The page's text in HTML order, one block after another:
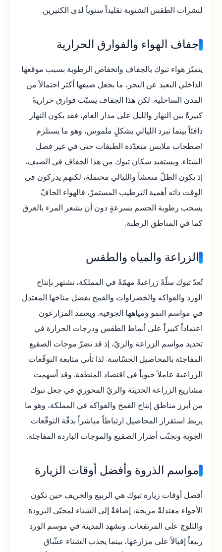
لنشرات الطقس الشتوية تقليداً سنوياً لدى الكثيرين.
جفاف الهواء والفوارق الحرارية
يتميّز هواء تبوك بالجفاف وانخفاض الرطوبة بسبب موقعها
الداخلي البعيد عن البحر، ما يجعل صيفها أكثر احتمالاً من
المدن الساحلية. لكن هذا الجفاف يسبّب فوارق حراريةً
كبيرةً بين النهار والليل على مدار العام، فقد يكون النهار
دافئاً بينما تبرد الليالي بشكلٍ ملموس، وهو ما يستلزم
اصطحاب ملابس متعدّدة الطبقات حتى في غير فصل
الشتاء. ويستفيد سكان تبوك من هذا الجفاف في الصيف،
إذ يكون الظلّ منعشاً والليالي محتملة، لكنهم يدركون في
الوقت ذاته أهمية الترطيب المستمرّ، فالهواء الجافّ
يسحب رطوبة الجسم بسرعةٍ دون أن يشعر المرء بالعرق
كما في المناطق الرطبة.
الزراعة والمياه والطقس
تُعدّ تبوك سلّةً زراعيةً مهمّةً في المملكة، تشتهر بإنتاج
الورد والفواكه والخضراوات والقمح بفضل مناخها المعتدل
في مواسم النمو ومياهها الجوفية. ويعتمد المزارعون
اعتماداً كبيراً على أنماط الطقس ودرجات الحرارة في
تحديد مواسم الزراعة والريّ، إذ قد تضرّ موجات الصقيع
المفاجئة بالمحاصيل الحسّاسة. لذا تأتي متابعة التوقّعات
الزراعية عاملاً حيوياً في اقتصاد المنطقة. وقد أسهمت
مشاريع الزراعة الحديثة والريّ المحوري في جعل تبوك
من أبرز مناطق إنتاج القمح والفواكه في المملكة، وهو ما
يربط استقرار المحاصيل ارتباطاً مباشراً بدقّة التوقّعات
الجوية وتجنّب أضرار الصقيع والموجات الباردة المفاجئة.
مواسم الذروة وأفضل أوقات الزيارة
أفضل أوقات زيارة تبوك هي الربيع والخريف حين تكون
الأجواء معتدلةً مريحة، إضافةً إلى الشتاء لمحبّي البرودة
والثلوج على المرتفعات. وتشهد المدينة في موسم الورد
ربيعاً إقبالاً على مزارعها، بينما يجذب الشتاء عشّاق